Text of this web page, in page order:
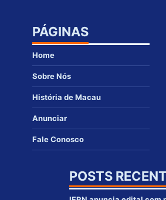
PÁGINAS
Home
Sobre Nós
História de Macau
Anunciar
Fale Conosco
POSTS